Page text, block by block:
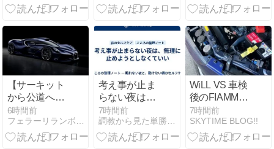
いた77歳男性
を骨折
S3 de AKA ! |
録を達成
【サーキット
から公道へ】
ボリードベー
スのワンオフ
モデルBugatti
6時間前
考え事が止ま
らない夜は、
無理に止めよ
うとしなくて
いい
7時間前
WiLL VS 車検
後のFIAMMホ
ーン復活の
時、ビャフッ
w！
7時間前
SKYTIME BLOG!!